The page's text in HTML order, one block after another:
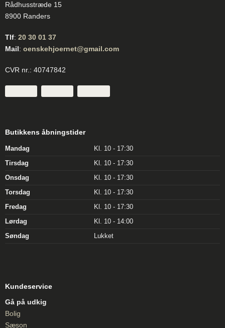
Rådhusstræde 15
8900 Randers
Tlf: 20 30 01 37
Mail: oenskehjoernet@gmail.com
CVR nr.: 40747842
Butikkens åbningstider
Mandag
Kl. 10 - 17:30
Tirsdag
Kl. 10 - 17:30
Onsdag
Kl. 10 - 17:30
Torsdag
Kl. 10 - 17:30
Fredag
Kl. 10 - 17:30
Lørdag
Kl. 10 - 14:00
Søndag
Lukket
Kundeservice
Gå på udkig
Bolig
Sæson